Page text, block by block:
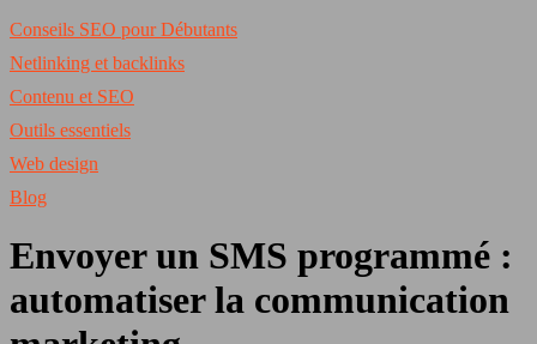
Conseils SEO pour Débutants
Netlinking et backlinks
Contenu et SEO
Outils essentiels
Web design
Blog
Envoyer un SMS programmé :
automatiser la communication